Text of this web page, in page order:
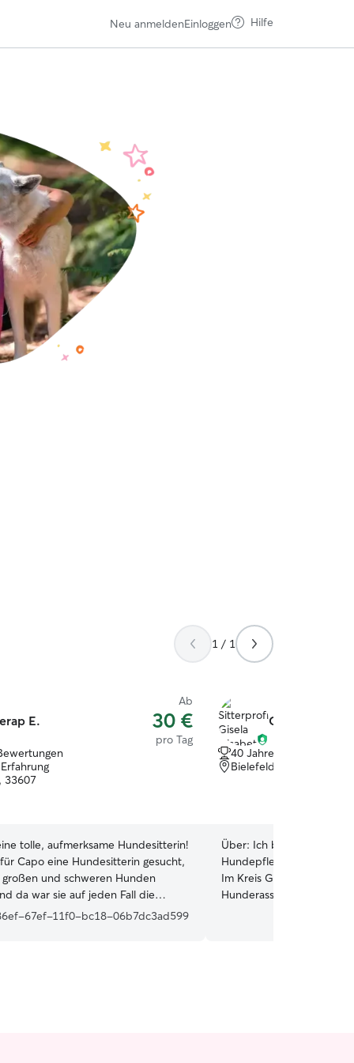
Neu anmeldenEinloggen Hilfe
1 / 1
E.
Ab
30 €
pro Tag
33607
tolle, aufmerksame Hundesitterin!
Capo eine Hundesitterin gesucht,
großen und schweren Hunden
da war sie auf jeden Fall die
kann sie nur
:)
67ef-11f0-bc18-06b7dc3ad599
Gisela
40 Jahre Erfahrung
Bielefeld, 33611
Über: Ich bin gelernte
Hundepflegerin. Ich hatte
Im Kreis Gütersloh. Ich
Hunderassen aus, ich war